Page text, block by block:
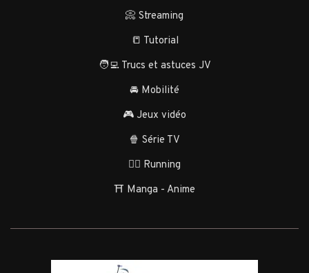
📀 Streaming
📒 Tutorial
🧑‍💻 Trucs et astuces JV
🚘 Mobilité
🎮 Jeux vidéo
🍿 Série TV
🏃‍♂️ Running
⛩️ Manga - Anime